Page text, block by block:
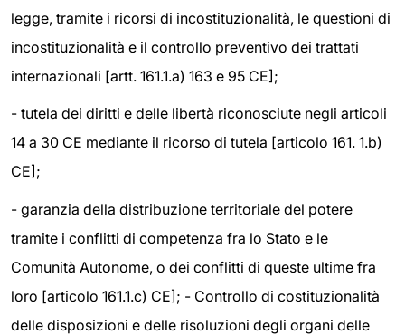
legge, tramite i ricorsi di incostituzionalità, le questioni di
incostituzionalità e il controllo preventivo dei trattati
internazionali [artt. 161.1.a) 163 e 95 CE];
- tutela dei diritti e delle libertà riconosciute negli articoli
14 a 30 CE mediante il ricorso di tutela [articolo 161. 1.b)
CE];
- garanzia della distribuzione territoriale del potere
tramite i conflitti di competenza fra lo Stato e le
Comunità Autonome, o dei conflitti di queste ultime fra
loro [articolo 161.1.c) CE]; - Controllo di costituzionalità
delle disposizioni e delle risoluzioni degli organi delle